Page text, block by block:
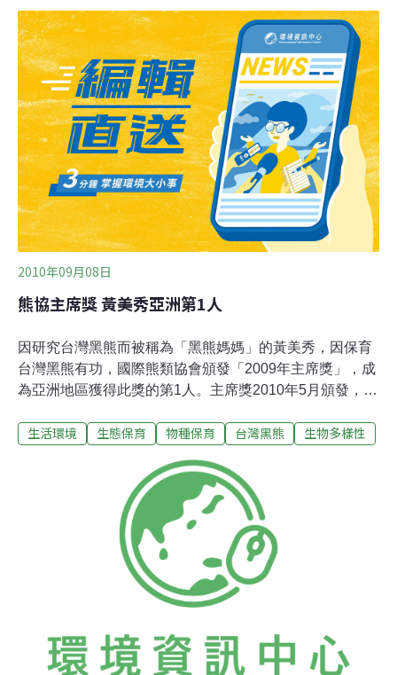
區調查。經長時間採集黑熊毛髮、排遺，同時以微衛星
DNA分析辨識，精確計算出該地區台灣黑熊數量至少有
100隻曾在該處出沒，而調查掌握黑熊族群數量的區域，
係分佈在大分地區約5平方公里範圍內，黑熊族群密度之
高更是少見。玉管處表示，根據族群推估公式的估算，大
分地區黑熊族群數量約為130至224隻，取中間值估算約有
164隻，但此數量是最保守或最少的狀況。
2010年09月08日
熊協主席獎 黃美秀亞洲第1人
因研究台灣黑熊而被稱為「黑熊媽媽」的黃美秀，因保育
台灣黑熊有功，國際熊類協會頒發「2009年主席獎」，成
為亞洲地區獲得此獎的第1人。主席獎2010年5月頒發，黃
主要是希望能喚起台灣社會對台灣黑熊保育的重視。黃美
洲黑熊專家群共同主席，以及國際熊類協會理事。國際熊
類協會現任主席Frankvan Manen在協會通訊中提到黃美秀
的貢獻指出，她為了追求台灣及其他地區的亞洲黑熊能擁
有1個安全的未來從不懈怠，她在玉山公園人煙罕至地區
進行研究，面臨各種艱鉅挑戰，是台灣第1個進行黑熊野
外調查的人。Frank指出，為了讓台灣人認識黑熊，以及
喚醒民眾及決策者的警覺，黃美秀一直是重要推手。黃美
山也發現蹤跡，但數量很少，目前估計約在300隻到800隻
之間，以數量來
生活環境 生態保育 物種保育 台灣黑熊 生物多樣性